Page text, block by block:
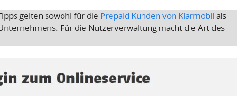
gelten sowohl für die Prepaid Kunden von Klarmobil als
Für die Nutzerverwaltung macht die Art des